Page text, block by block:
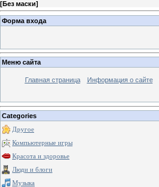
[Без маски]
Форма входа
Меню сайта
Главная страница Информация о сайте
Categories
Другое
Компьютерные игры
Красота и здоровье
Люди и блоги
Музыка